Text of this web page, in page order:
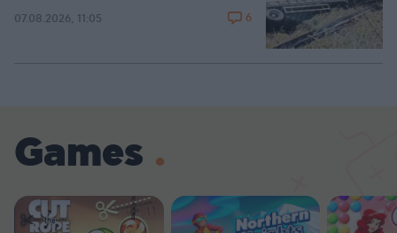
07.08.2026, 11:05 6
Games